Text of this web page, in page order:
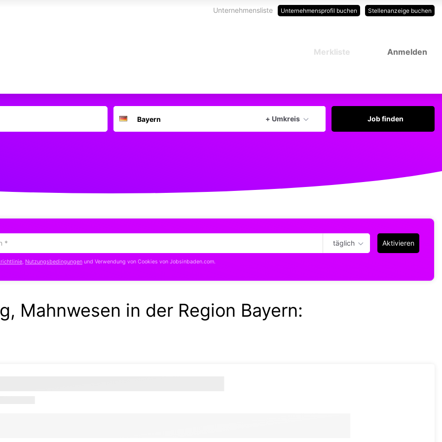
Stellenanzeige buchen
Unternehmensprofil buchen
Unternehmensliste
Anmelden
Merkliste
Deutschland
+ Umkreis
Aktuellen Ort verwenden
Job finden
täglich Aktivieren
, Nutzungsbedingungen und Verwendung von Cookies von Jobsinbaden.com.
Mahnwesen in der Region Bayern: